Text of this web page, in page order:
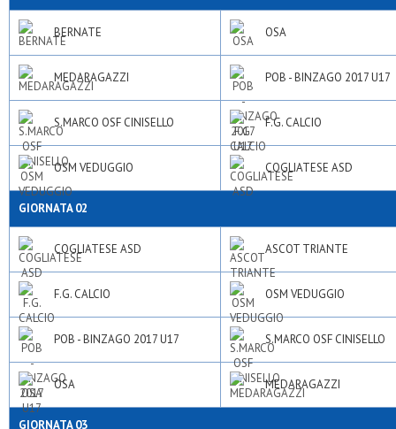
BERNATE OSA
MEDARAGAZZI POB - BINZAGO 2017 U17
S.MARCO OSF CINISELLO F.G. CALCIO
OSM VEDUGGIO COGLIATESE ASD
GIORNATA 02
COGLIATESE ASD ASCOT TRIANTE
F.G. CALCIO OSM VEDUGGIO
POB - BINZAGO 2017 U17 S.MARCO OSF CINISELLO
OSA MEDARAGAZZI
GIORNATA 03